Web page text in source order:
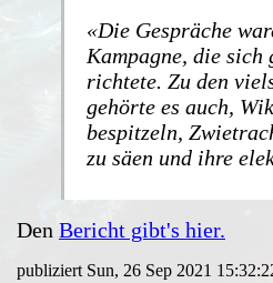
Die Gespräche
Kampagne, die sich
richtete. Zu den
gehörte es auch,
bespitzeln,
zu säen und ihre
Den Bericht gibt's hier.
publiziert Sun, 26 Sep 2021